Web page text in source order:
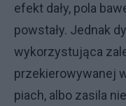
efekt dały, pola
powstały. Jednak
wykorzystująca
przekierowywanej
piach, albo zasila